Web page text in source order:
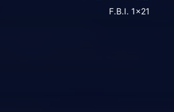
F.B.I. 1x21